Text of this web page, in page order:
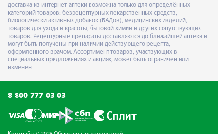
доставка из интернет-аптеки возможна только для определённых
категорий товаров: безрецептурных лекарственных средств,
биологически активных добавок (БАДов), медицинских изделий,
товаров для ухода и красоты, бытовой химии и других сопутствующих
товаров. Рецептурные препараты доставляются до ближайшей аптеки и
могут быть получены при наличии действующего рецепта,
оформленного врачом. Ассортимент товаров, участвующих в
специальных предложениях и акциях, может быть ограничен или
изменен
8-800-777-03-03